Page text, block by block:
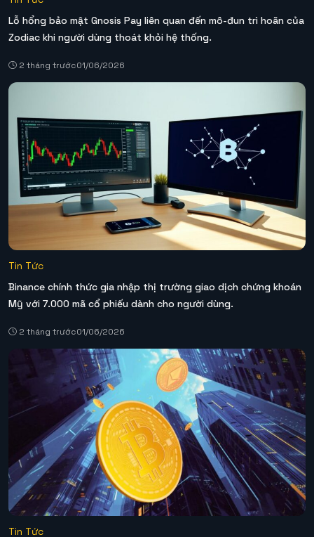
Lỗ hổng bảo mật Gnosis Pay liên quan đến mô-đun trì hoãn của
Zodiac khi người dùng thoát khỏi hệ thống.
2 tháng trước01/06/2026
Tin Tức
Binance chính thức gia nhập thị trường giao dịch chứng khoán
Mỹ với 7.000 mã cổ phiếu dành cho người dùng.
2 tháng trước01/06/2026
Tin Tức